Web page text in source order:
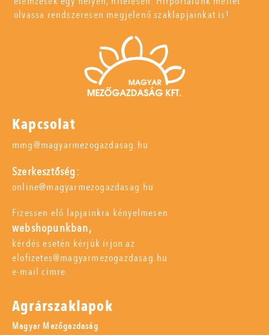
olvassa rendszeresen megjelenő szaklapjainkat is!
Kapcsolat
mmg@magyarmezogazdasag.hu
Szerkesztőség:
online@magyarmezogazdasag.hu
Fizessen elő lapjainkra kényelmesen
webshopunkban,
kérdés esetén kérjük írjon az
elofizetes@magyarmezogazdasag.hu
e-mail címre.
Agrárszaklapok
Magyar Mezőgazdaság